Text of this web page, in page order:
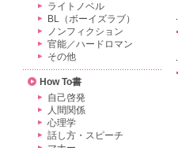
ライトノベル
BL（ボーイズラブ）
ノンフィクション
官能／ハードロマン
その他
How To書
自己啓発
人間関係
心理学
話し方・スピーチ